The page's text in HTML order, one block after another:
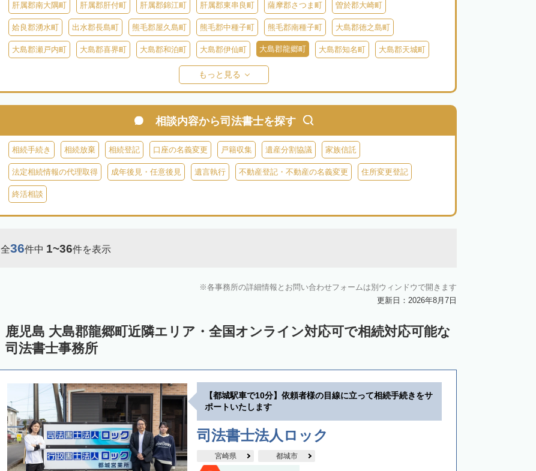
肝属郡南大隅町 肝属郡肝付町 肝属郡錦江町 肝属郡東串良町 薩摩郡さつま町 曽於郡大崎町
姶良郡湧水町 出水郡長島町 熊毛郡屋久島町 熊毛郡中種子町 熊毛郡南種子町 大島郡徳之島町
大島郡瀬戸内町 大島郡喜界町 大島郡和泊町 大島郡伊仙町 大島郡龍郷町 大島郡知名町 大島郡天城町
鹿児島郡十島村
もっと見る
相談内容から司法書士を探す
相続手続き 相続放棄 相続登記 口座の名義変更 戸籍収集 遺産分割協議 家族信託
法定相続情報の代理取得 成年後見・任意後見 遺言執行 不動産登記・不動産の名義変更 住所変更登記
終活相談
全36件中 1~36件を表示
各事務所の詳細情報とお問い合わせフォームは別ウィンドウで開きます
更新日：2026年8月7日
鹿児島 大島郡龍郷町近隣エリア・全国オンライン対応可で相続対応可能な
司法書士事務所
【都城駅車で10分】依頼者様の目線に立って相続手続きをサ
ポートいたします
司法書士法人ロック
宮崎県 都城市